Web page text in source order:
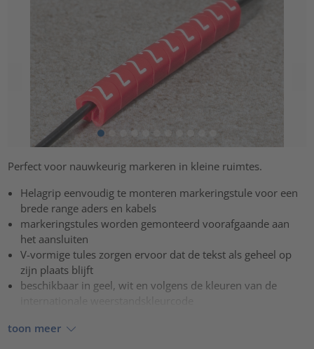
Perfect voor nauwkeurig markeren in kleine ruimtes.
Helagrip eenvoudig te monteren markeringstule voor een
brede range aders en kabels
markeringstules worden gemonteerd voorafgaande aan
het aansluiten
V-vormige tules zorgen ervoor dat de tekst als geheel op
zijn plaats blijft
beschikbaar in geel, wit en volgens de kleuren van de
toon meer